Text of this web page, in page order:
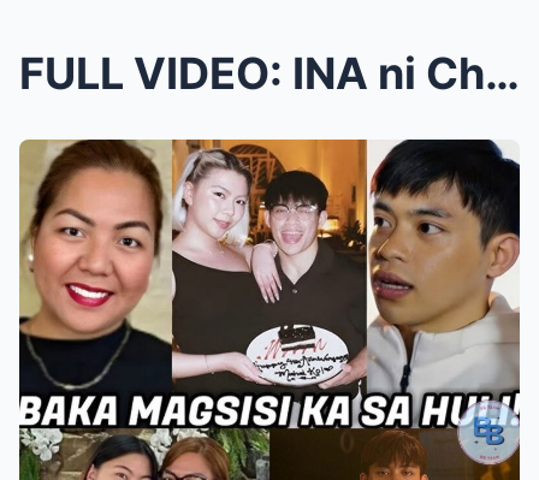
FULL VIDEO: INA ni Chloe San Jose May BABALA kay C...